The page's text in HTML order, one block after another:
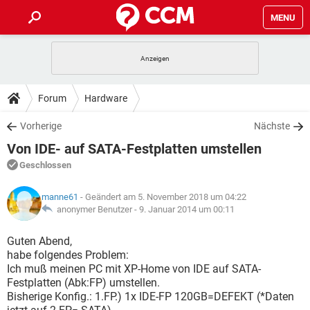
MENU
ANDROID
WINDOWS 10
WHATSAPP TIKTOK
FACEBOOK
TIPPS & TRICKS
SPIELE
WINDOWS 10
WHATSAPP
FACEBOOK HARDWARE
DOWNLOADS
SPIELE STREAMING
ANDROID
WINDOWS 10 INSTAGRAM
WHATSAPP
FACEBOOK
FORUM
SPIELE
ANDROID IOS
WHATSAPP
FACEBOOK
LEXIKON
SPIELE
ANDROID
WINDOWS 10 INSTAGRAM
WHATSAPP TIKTOK
Forum Hardware
Vorherige Nächste
Von IDE- auf SATA-Festplatten umstellen
Geschlossen
manne61 - Geändert am 5. November 2018 um 04:22
anonymer Benutzer - 9. Januar 2014 um 00:11
Guten Abend,
habe folgendes Problem:
Ich muß meinen PC mit XP-Home von IDE auf SATA-
Festplatten (Abk:FP) umstellen.
Bisherige Konfig.: 1.FP.) 1x IDE-FP 120GB=DEFEKT (*Daten